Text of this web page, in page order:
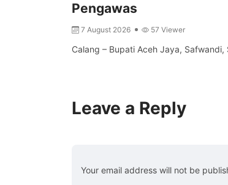
Pengawas
7 August 2026 57 Viewer
Calang – Bupati Aceh Jaya,
Leave a Reply
Your email address will not be